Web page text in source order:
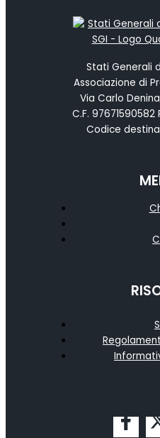
Stati Generali
Associazione di
Via Carlo
C.F. 97671590582
Codice